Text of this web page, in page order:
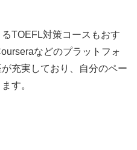
TOEFL対策コースもおす
などのプラットフォ
充実しており、自分のペー
す。